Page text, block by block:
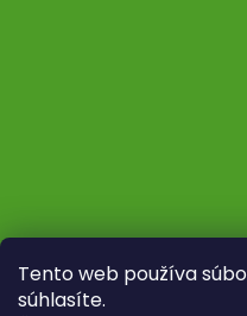
Tento web používa
súhlasíte.